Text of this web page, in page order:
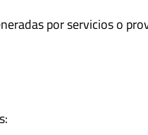
por servicios o